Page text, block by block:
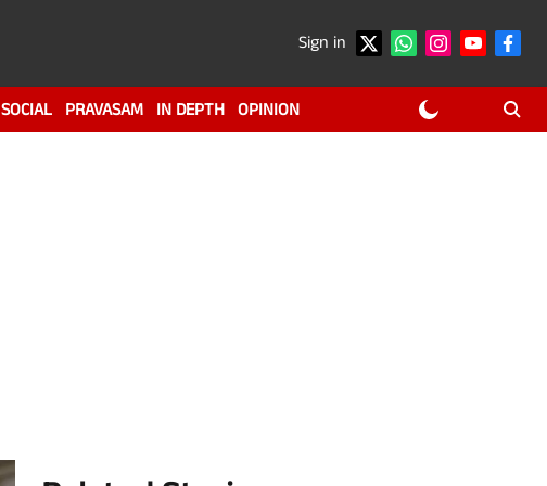
Sign in
SOCIAL PRAVASAM IN DEPTH OPINION